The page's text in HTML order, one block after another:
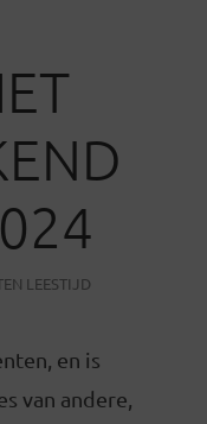
LEESTIJD
en is
van andere,